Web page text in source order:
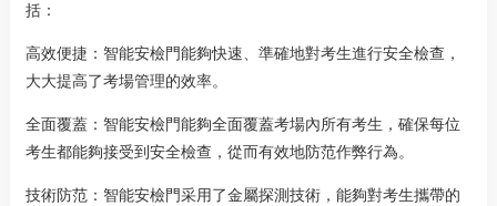
括：
高效便捷：智能安檢門能夠快速、準確地對考生進行安全檢查，
大大提高了考場管理的效率。
全面覆蓋：智能安檢門能夠全面覆蓋考場內所有考生，確保每位
考生都能夠接受到安全檢查，從而有效地防范作弊行為。
技術防范：智能安檢門采用了金屬探測技術，能夠對考生攜帶的